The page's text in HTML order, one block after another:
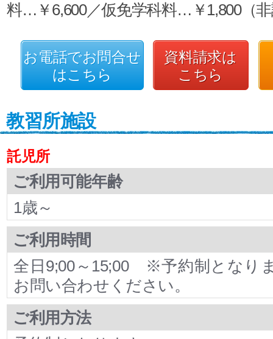
料…￥6,600／仮免学科料…￥1,800（
お電話でお問合せ
はこちら
資料請求は
こちら
教習所施設
託児所
ご利用可能年齢
1歳～
ご利用時間
全日9;00～15;00 ※予約制となり
お問い合わせください。
ご利用方法